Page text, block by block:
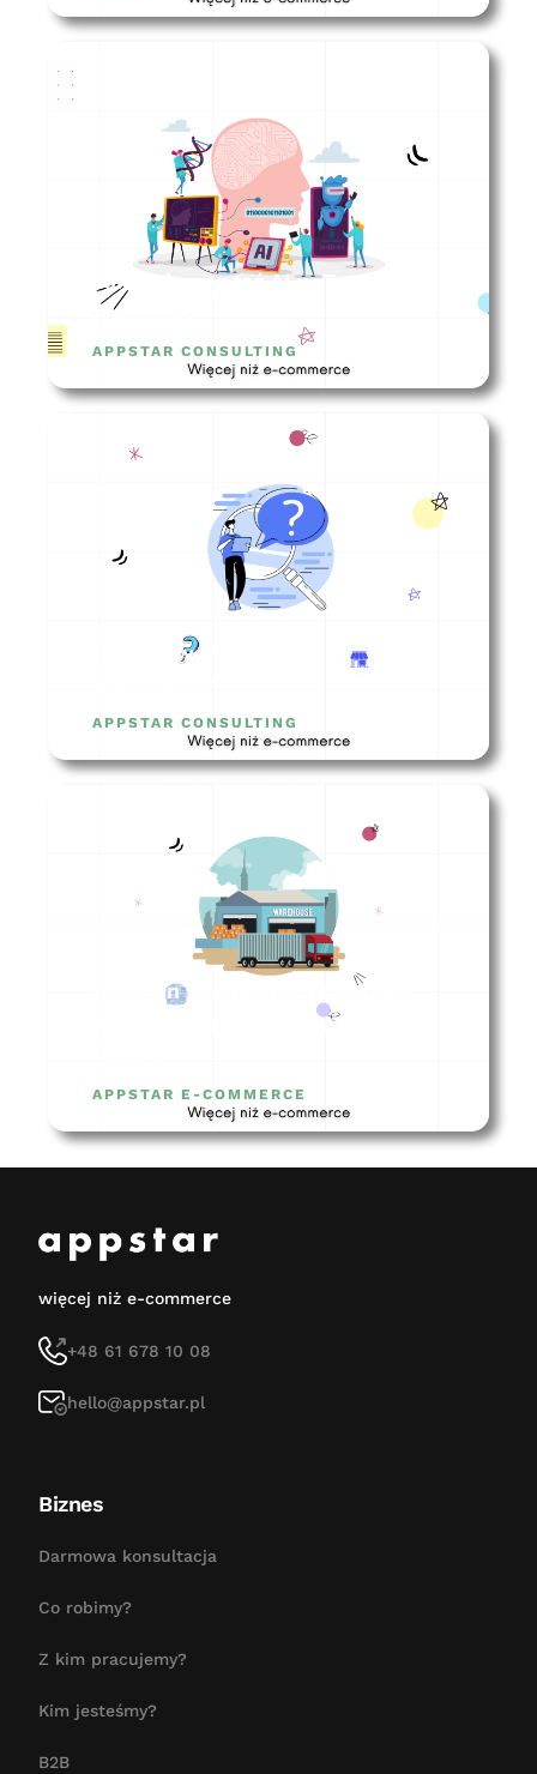
Jak wykorzystać AI w Twoim e-
commerce?
APPSTAR CONSULTING
Gdzie otworzyć sklep
APPSTAR CONSULTING
Magazyn zewnętrzny dla sklepu
internetowego – czy to dobry
APPSTAR E-COMMERCE
więcej niż e-commerce
+48 61 678 10 08
hello@appstar.pl
Biznes
Darmowa konsultacja
Co robimy?
Z kim pracujemy?
Kim jesteśmy?
B2B